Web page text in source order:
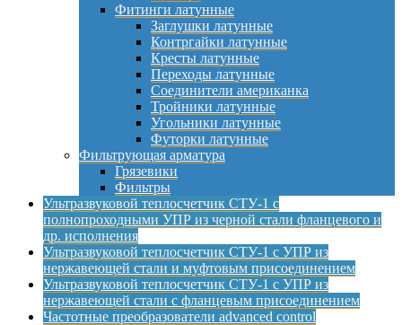
Фитинги латунные
Заглушки латунные
Контргайки латунные
Кресты латунные
Переходы латунные
Соединители американка
Тройники латунные
Угольники латунные
Футорки латунные
Фильтрующая арматура
Грязевики
Фильтры
Ультразвуковой теплосчетчик СТУ-1 с
полнопроходными УПР из черной стали фланцевого и
др. исполнения
Ультразвуковой теплосчетчик СТУ-1 с УПР из
нержавеющей стали и муфтовым присоединением
Ультразвуковой теплосчетчик СТУ-1 с УПР из
нержавеющей стали с фланцевым присоединением
Частотные преобразователи advanced control